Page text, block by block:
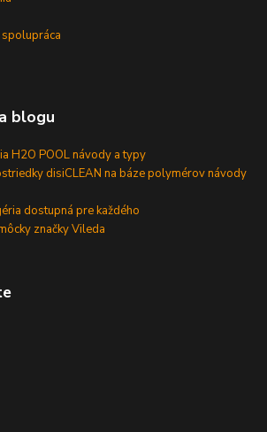
blogu
H2O POOL návody a typy
disiCLEAN na báze polymérov návody
dostupná pre každého
značky Vileda